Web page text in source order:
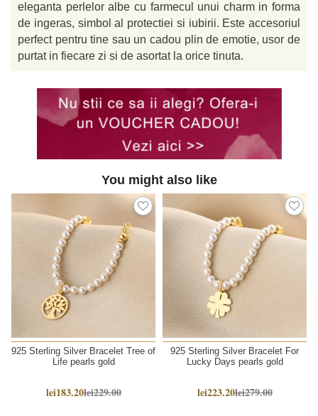
eleganta perlelor albe cu farmecul unui charm in forma
de ingeras, simbol al protectiei si iubirii. Este accesoriul
perfect pentru tine sau un cadou plin de emotie, usor de
purtat in fiecare zi si de asortat la orice tinuta.
You might also like
925 Sterling Silver Bracelet Tree of
Life pearls gold
lei183.20lei229.00
925 Sterling Silver Bracelet For
Lucky Days pearls gold
lei223.20lei279.00